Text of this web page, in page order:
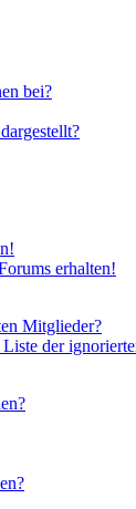
bei?
erhalten!
Mitglieder?
der